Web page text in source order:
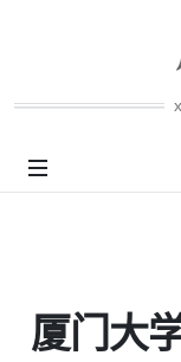
厦门大